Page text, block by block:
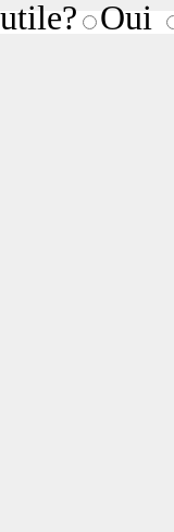
utile? Oui